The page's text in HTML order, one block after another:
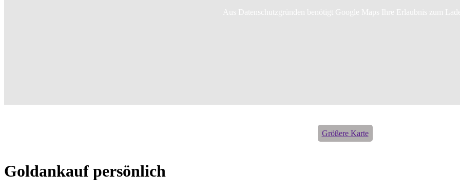
Größere Karte
Aus Datenschutzgründen benötigt Google Maps Ihre Erlaubnis zum
Goldankauf persönlich